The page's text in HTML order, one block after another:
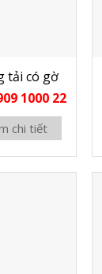
tải có gờ
1000 22
chi tiết